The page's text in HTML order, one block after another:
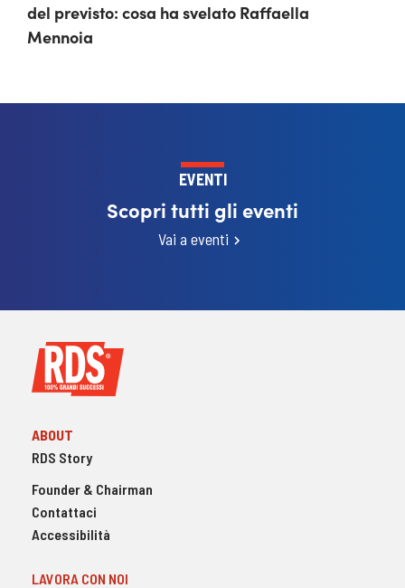
del previsto: cosa ha svelato Raffaella
Mennoia
EVENTI
Scopri tutti gli eventi
Vai a eventi
ABOUT
RDS Story
Founder & Chairman
Contattaci
Accessibilità
LAVORA CON NOI